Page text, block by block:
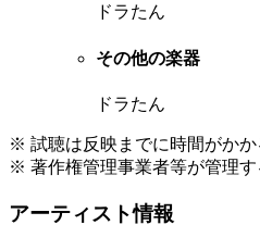
ドラたん
その他の楽器
ドラたん
※ 試聴は反映までに時間がかか
※ 著作権管理事業者等が管理す
アーティスト情報